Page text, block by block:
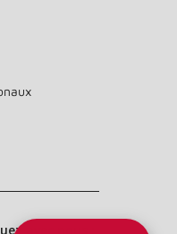
avec nous :